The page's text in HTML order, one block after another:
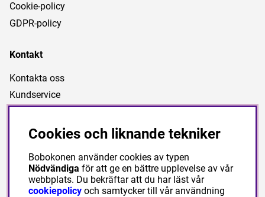
Cookie-policy
GDPR-policy
Kontakt
Kontakta oss
Kundservice
Länkar
Kampanjartiklar
Cookies och liknande tekniker
Bobokonen använder cookies av typen
Nödvändiga för att ge en bättre upplevelse av vår
webbplats. Du bekräftar att du har läst vår
cookiepolicy och samtycker till vår användning